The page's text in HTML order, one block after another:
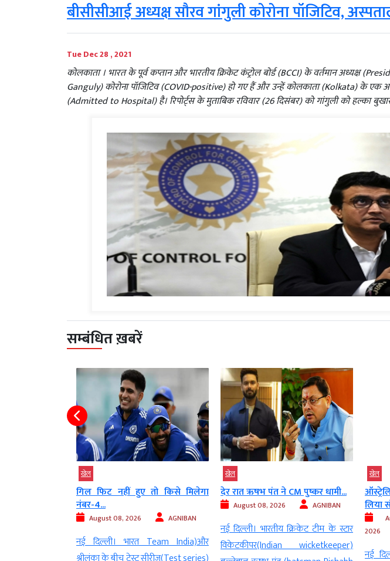
बीसीसीआई अध्यक्ष सौरव गांगुली कोरोना पॉजिटिव,
Tue Dec 28 , 2021
कोलकाता । भारत के पूर्व कप्तान और भारतीय क्रिकेट कंट्रोल बोर्ड (BCCI) के वर्तमान अध्यक्ष
Ganguly) कोरोना पॉजिटिव (COVID-positive) हो गए हैं और उन्हें कोलकाता (Kolkata) के एक
(Admitted to Hospital) है। रिपोर्ट्स के मुताबिक रविवार (26 दिसंबर) को गांगुली को हल्का
सम्बंधित ख़बरें
खेल
गिल फिट नहीं हुए तो किसे मिलेगा
नंबर-4...
August 08, 2026 AGNIBAN
नई दिल्ली। भारत Team India)और
खेल
देर रात ऋषभ पंत ने CM पुष्कर धामी...
August 08, 2026 AGNIBAN
नई दिल्ली। भारतीय क्रिकेट टीम के स्टार
विकेटकीपर(Indian wicketkeeper)
खेल
लिया
2026
नई